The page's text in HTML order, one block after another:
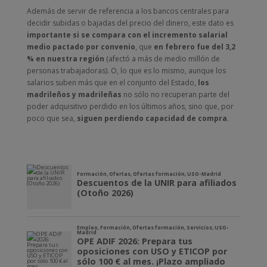
Además de servir de referencia a los bancos centrales para
decidir subidas o bajadas del precio del dinero, este dato es
importante si se compara con el incremento salarial
medio pactado por convenio, que en febrero fue del 3,2
% en nuestra región (afectó a más de medio millón de
personas trabajadoras). O, lo que es lo mismo, aunque los
salarios suben más que en el conjunto del Estado, los
madrileños y madrileñas no sólo no recuperan parte del
poder adquisitivo perdido en los últimos años, sino que, por
poco que sea, siguen perdiendo capacidad de compra.